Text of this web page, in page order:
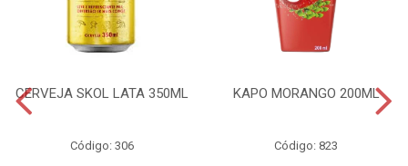
CERVEJA SKOL LATA 350ML
Código: 306
KAPO MORANGO 200ML
Código: 823